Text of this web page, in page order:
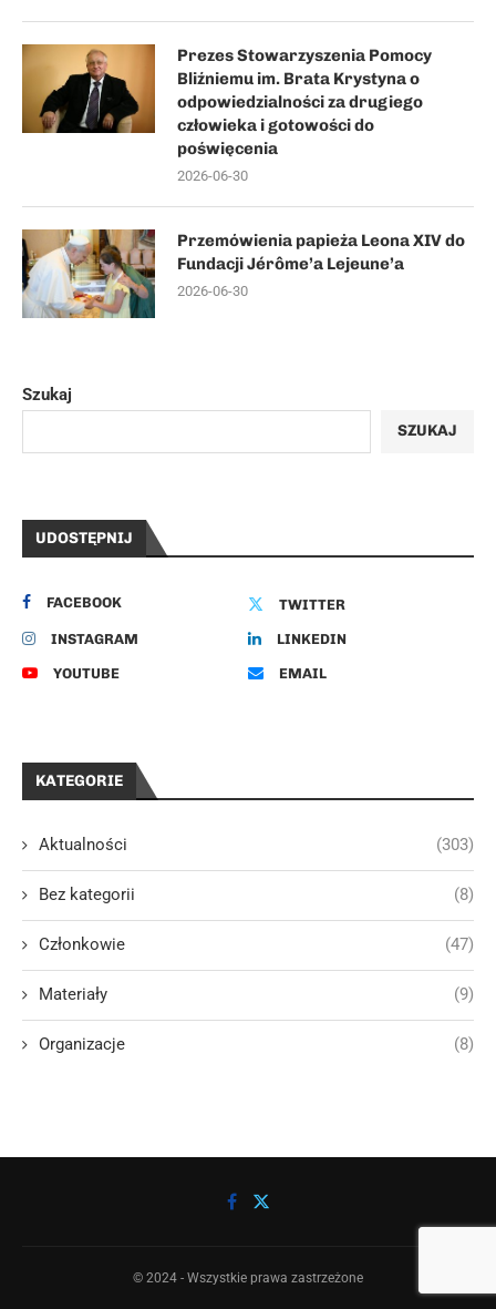
Prezes Stowarzyszenia Pomocy
Bliźniemu im. Brata Krystyna o
odpowiedzialności za drugiego
człowieka i gotowości do
poświęcenia
2026-06-30
Przemówienia papieża Leona XIV do
Fundacji Jérôme’a Lejeune’a
2026-06-30
Szukaj
SZUKAJ
UDOSTĘPNIJ
FACEBOOK TWITTER
INSTAGRAM LINKEDIN
YOUTUBE EMAIL
KATEGORIE
Aktualności (303)
Bez kategorii (8)
Członkowie (47)
Materiały (9)
Organizacje (8)
© 2024 - Wszystkie prawa zastrzeżone